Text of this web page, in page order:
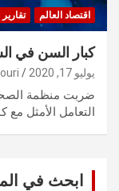
اقتصاد العالم
كبار السن في
يوليو 17, 2020
ضربت منظمة الصحة
التعامل الأمثل
ابحث في